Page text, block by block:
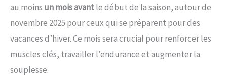
au moins un mois avantle début de la saison, autour de
novembre 2025 pour ceux qui se préparent pour des
vacances d’hiver. Ce mois sera crucial pour renforcer les
muscles clés, travailler l’endurance et augmenter la
souplesse.